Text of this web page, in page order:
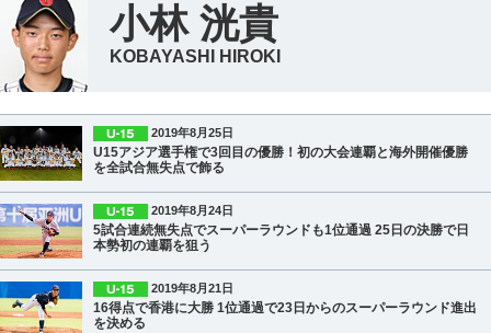
小林 洸貴
KOBAYASHI HIROKI
2019年8月25日
U15アジア選手権で3回目の優勝！初の大会連覇と海外開催優勝
を全試合無失点で飾る
2019年8月24日
5試合連続無失点でスーパーラウンドも1位通過 25日の決勝で日
本勢初の連覇を狙う
2019年8月21日
16得点で香港に大勝 1位通過で23日からのスーパーラウンド進出
を決める